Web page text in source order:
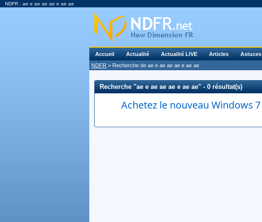
NDFR : ae e ae ae ae e ae ae
Accueil Actualité Actualité LIVE Articles Astuces
NDFR > Recherche de ae e ae ae ae e ae ae
Recherche "ae e ae ae ae e ae ae" - 0 résultat(s)
Achetez le nouveau Windows